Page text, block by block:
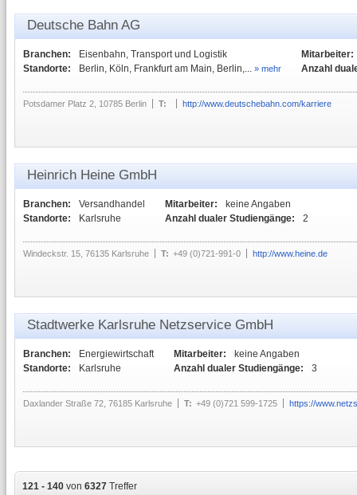
Deutsche Bahn AG
Branchen:
Eisenbahn, Transport und Logistik
Standorte:
Berlin, Köln, Frankfurt am Main, Berlin,... » mehr
Mitarbeiter:
Anzahl
Potsdamer Platz 2, 10785 Berlin T: http://www.deutschebahn.com/karriere
Heinrich Heine GmbH
Branchen:
Versandhandel
Standorte:
Karlsruhe
Mitarbeiter:
keine Angaben
Anzahl dualer Studiengänge:
2
Windeckstr. 15, 76135 Karlsruhe T: +49 (0)721-991-0 http://www.heine.de
Stadtwerke Karlsruhe Netzservice GmbH
Branchen:
Energiewirtschaft
Standorte:
Karlsruhe
Mitarbeiter:
keine Angaben
Anzahl dualer Studiengänge:
3
Daxlander Straße 72, 76185 Karlsruhe T: +49 (0)721 599-1725 https://
121 - 140 von 6327 Treffer